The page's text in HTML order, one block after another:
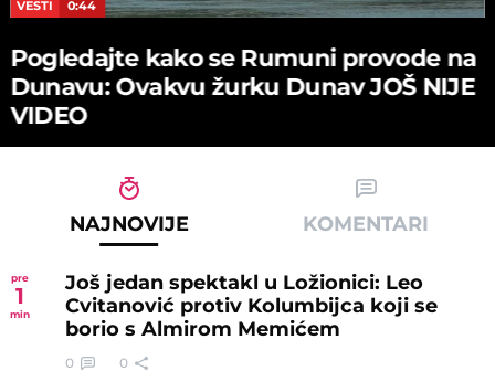
VESTI 0:44
Pogledajte kako se Rumuni provode na
Dunavu: Ovakvu žurku Dunav JOŠ NIJE
VIDEO
NAJNOVIJE KOMENTARI
pre
1
min
Još jedan spektakl u Ložionici: Leo
Cvitanović protiv Kolumbijca koji se
borio s Almirom Memićem
0 0